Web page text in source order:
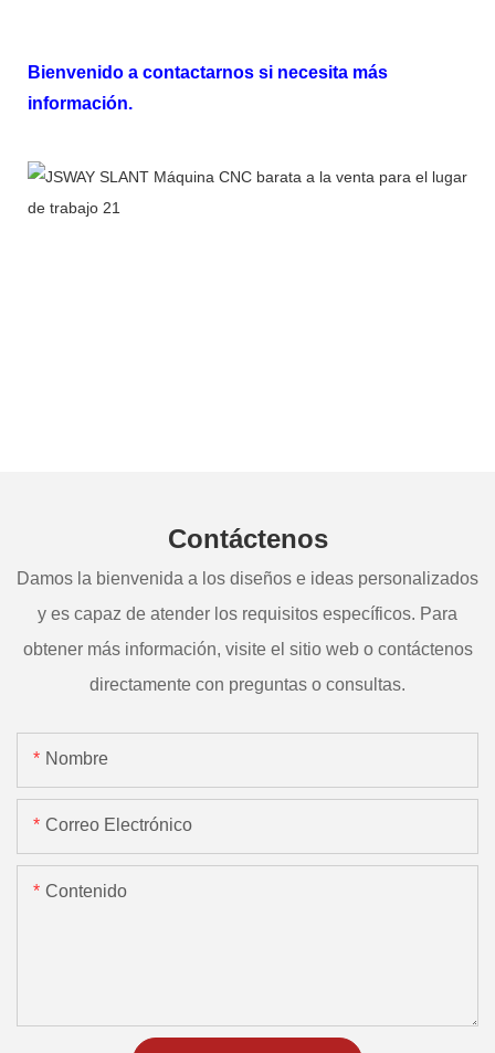
Bienvenido a contactarnos si necesita más
información.
Contáctenos
Damos la bienvenida a los diseños e ideas personalizados
y es capaz de atender los requisitos específicos. Para
obtener más información, visite el sitio web o contáctenos
directamente con preguntas o consultas.
Nombre
Correo Electrónico
Contenido